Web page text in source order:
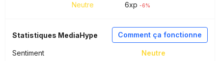
Neutre 6xp -6%
Comment ça fonctionne
Statistiques MediaHype
Sentiment
Neutre